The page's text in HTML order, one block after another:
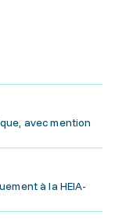
avec mention
à la HEIA-